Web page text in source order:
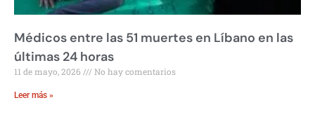
Médicos entre las 51 muertes en Líbano en las
últimas 24 horas
11 de mayo, 2026 No hay comentarios
Leer más »